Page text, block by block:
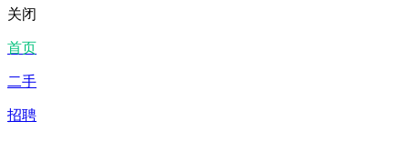
关闭
首页
二手
招聘